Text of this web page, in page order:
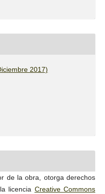
2017)
de la obra, otorga derechos
licencia Creative Commons